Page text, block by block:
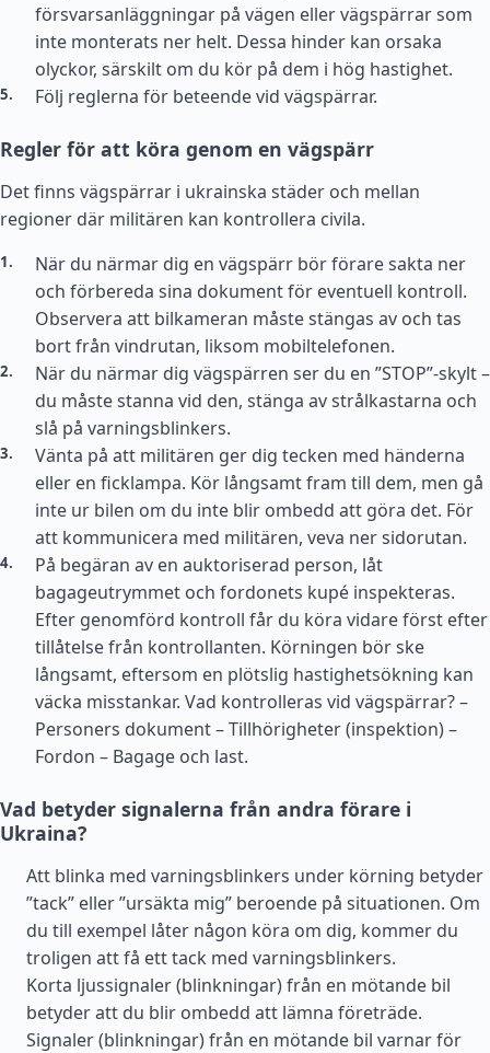
försvarsanläggningar på vägen eller vägspärrar som
inte monterats ner helt. Dessa hinder kan orsaka
olyckor, särskilt om du kör på dem i hög hastighet.
Följ reglerna för beteende vid vägspärrar.
Regler för att köra genom en vägspärr
Det finns vägspärrar i ukrainska städer och mellan
regioner där militären kan kontrollera civila.
När du närmar dig en vägspärr bör förare sakta ner
och förbereda sina dokument för eventuell kontroll.
Observera att bilkameran måste stängas av och tas
bort från vindrutan, liksom mobiltelefonen.
När du närmar dig vägspärren ser du en ”STOP”-skylt –
du måste stanna vid den, stänga av strålkastarna och
slå på varningsblinkers.
Vänta på att militären ger dig tecken med händerna
eller en ficklampa. Kör långsamt fram till dem, men gå
inte ur bilen om du inte blir ombedd att göra det. För
att kommunicera med militären, veva ner sidorutan.
På begäran av en auktoriserad person, låt
bagageutrymmet och fordonets kupé inspekteras.
Efter genomförd kontroll får du köra vidare först efter
tillåtelse från kontrollanten. Körningen bör ske
långsamt, eftersom en plötslig hastighetsökning kan
väcka misstankar. Vad kontrolleras vid vägspärrar? –
Personers dokument – Tillhörigheter (inspektion) –
Fordon – Bagage och last.
Vad betyder signalerna från andra förare i
Ukraina?
Att blinka med varningsblinkers under körning betyder
”tack” eller ”ursäkta mig” beroende på situationen. Om
du till exempel låter någon köra om dig, kommer du
troligen att få ett tack med varningsblinkers.
Korta ljussignaler (blinkningar) från en mötande bil
betyder att du blir ombedd att lämna företräde.
Signaler (blinkningar) från en mötande bil varnar för